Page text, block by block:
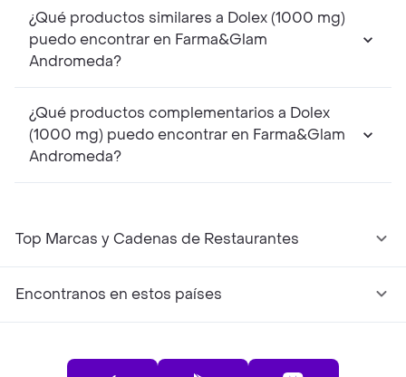
¿Qué productos similares a Dolex (1000 mg)
puedo encontrar en Farma&Glam
Andromeda?
¿Qué productos complementarios a Dolex
(1000 mg) puedo encontrar en Farma&Glam
Andromeda?
Top Marcas y Cadenas de Restaurantes
Encontranos en estos países